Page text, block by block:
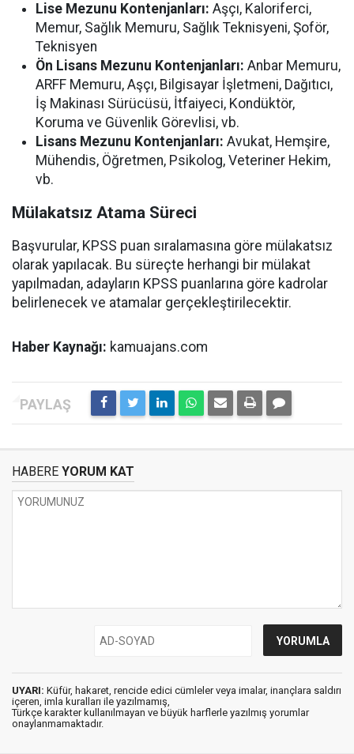
Lise Mezunu Kontenjanları: Aşçı, Kaloriferci,
Memur, Sağlık Memuru, Sağlık Teknisyeni, Şoför,
Teknisyen
Ön Lisans Mezunu Kontenjanları: Anbar Memuru,
ARFF Memuru, Aşçı, Bilgisayar İşletmeni, Dağıtıcı,
İş Makinası Sürücüsü, İtfaiyeci, Kondüktör,
Koruma ve Güvenlik Görevlisi, vb.
Lisans Mezunu Kontenjanları: Avukat, Hemşire,
Mühendis, Öğretmen, Psikolog, Veteriner Hekim,
vb.
Mülakatsız Atama Süreci
Başvurular, KPSS puan sıralamasına göre mülakatsız
olarak yapılacak. Bu süreçte herhangi bir mülakat
yapılmadan, adayların KPSS puanlarına göre kadrolar
belirlenecek ve atamalar gerçekleştirilecektir.
Haber Kaynağı: kamuajans.com
HABERE YORUM KAT
UYARI: Küfür, hakaret, rencide edici cümleler veya imalar, inançlara saldırı
içeren, imla kuralları ile yazılmamış,
Türkçe karakter kullanılmayan ve büyük harflerle yazılmış yorumlar
onaylanmamaktadır.